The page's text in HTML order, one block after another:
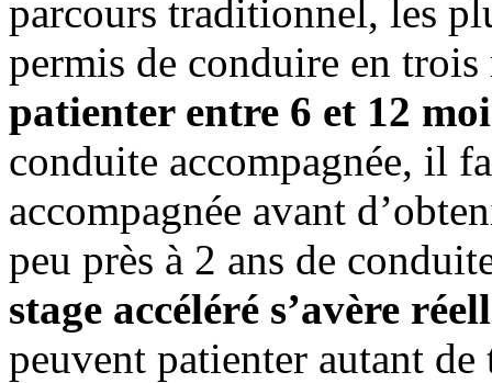
parcours traditionnel, les
permis de conduire en
patienter entre 6 et 12
conduite accompagnée, il
accompagnée avant
peu près à 2 ans de
stage accéléré s’avère
peuvent patienter autant de